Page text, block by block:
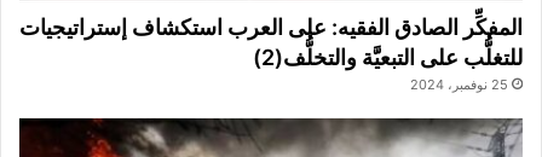
المفكِّر الصادق الفقيه: على العرب استكشاف إستراتيجيات
للتغلُّب على التبعيَّة والتخلُّف(2)
25 نوفمبر، 2024